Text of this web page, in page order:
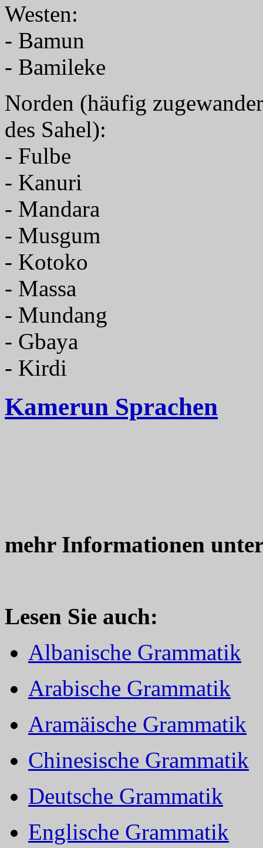
Westen:
- Bamun
- Bamileke
Norden (häufig
des Sahel):
- Fulbe
- Kanuri
- Mandara
- Musgum
- Kotoko
- Massa
- Mundang
- Gbaya
- Kirdi
Kamerun Sprachen
mehr Informationen
Lesen Sie auch:
Albanische Grammatik
Arabische Grammatik
Aramäische Grammatik
Chinesische Grammatik
Deutsche Grammatik
Englische Grammatik